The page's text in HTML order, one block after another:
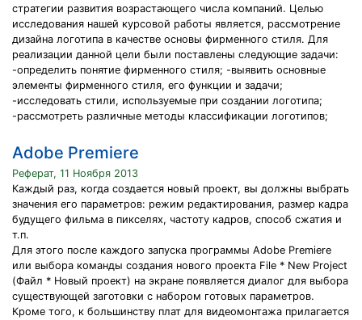
стратегии развития возрастающего числа компаний. Целью
исследования нашей курсовой работы является, рассмотрение
дизайна логотипа в качестве основы фирменного стиля. Для
реализации данной цели были поставлены следующие задачи:
-определить понятие фирменного стиля; -выявить основные
элементы фирменного стиля, его функции и задачи;
-исследовать стили, используемые при создании логотипа;
-рассмотреть различные методы классификации логотипов;
Adobe Premiere
Реферат, 11 Ноября 2013
Каждый раз, когда создается новый проект, вы должны выбрать
значения его параметров: режим редактирования, размер кадра
будущего фильма в пикселях, частоту кадров, способ сжатия и
т.п.
Для этого после каждого запуска программы Adobe Premiere
или выбора команды создания нового проекта File * New Project
(Файл * Новый проект) на экране появляется диалог для выбора
существующей заготовки с набором готовых параметров.
Кроме того, к большинству плат для видеомонтажа прилагается